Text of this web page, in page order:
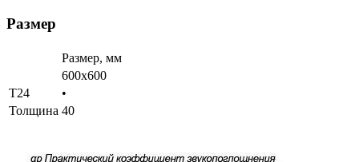
Размер
Размер, мм
600x600
T24
•
Толщина 40